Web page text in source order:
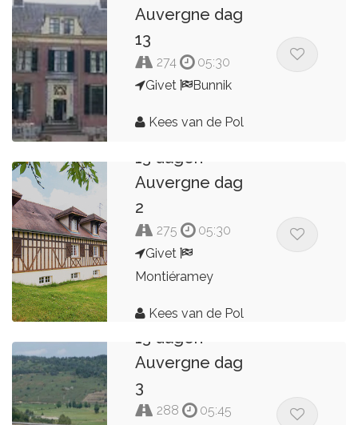
Auvergne dag
13
274
05:30
Givet
Bunnik
Kees van de Pol
13 dagen
Auvergne dag
2
275
05:30
Givet
Montiéramey
Kees van de Pol
13 dagen
Auvergne dag
3
288
05:45